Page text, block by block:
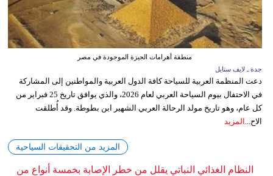
منطقة أهرامات الجيزة الموجودة في مصر
جدة ـ لايف ستايل
دعت المنظمة العربية للسياحة كافة الدول العربية والمواطنين إلى المشاركة
في الاحتفال بيوم السياحة العربي لعام 2026، والذي يوافق تاريخ 25 فبراير من
كل عام، وهو تاريخ مولد الرحالة العربي الشهير ابن بطوطة. وقد أُطلقت
الاح... المزيد
المزيد من التحقيقات السياحية
النظام الغذائي النباتي يقلل من خطر الإصابة بخمسة أنواع من